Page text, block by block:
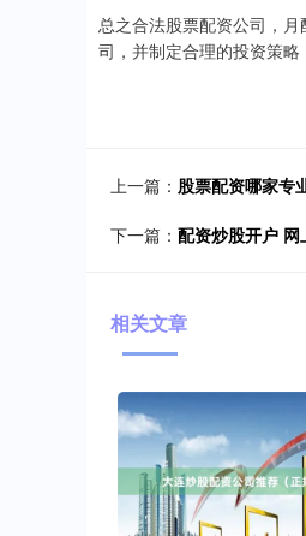
总之合法股票配资公司，
司，并制定合理的投资策略
上一篇： 股票配资哪家专
下一篇： 配资炒股开户
相关文章